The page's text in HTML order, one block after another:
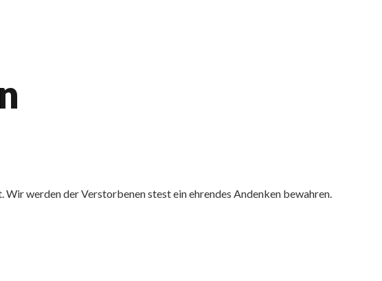
werden der Verstorbenen stest ein ehrendes Andenken bewahren.